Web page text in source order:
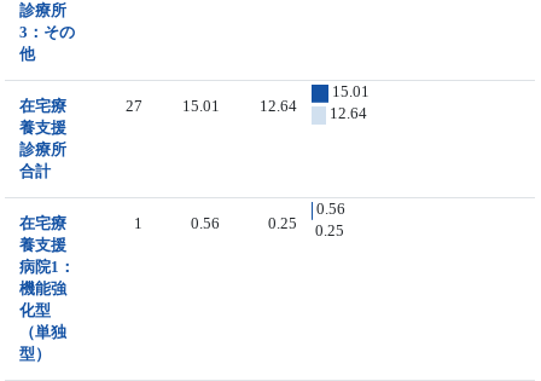
診療所
3：その
他
在宅療
養支援
診療所
合計
27 15.01 12.64
15.01
12.64
在宅療
養支援
病院1：
機能強
化型
（単独
型）
1 0.56 0.25
0.56
0.25